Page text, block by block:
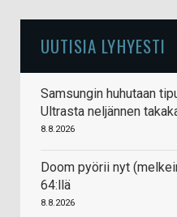
UUTISIA LYHYESTI
Samsungin huhutaan
Ultrasta neljännen
8.8.2026
Doom pyörii nyt
64:llä
8.8.2026